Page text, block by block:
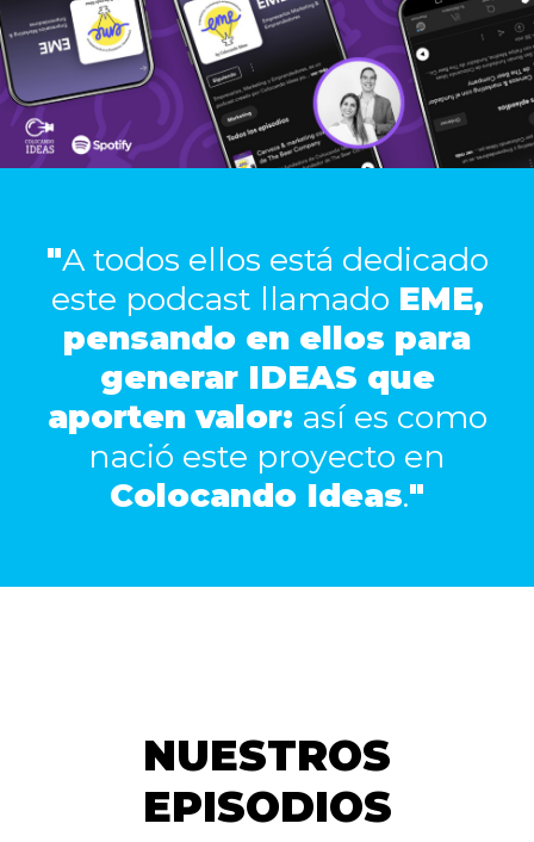
"A todos ellos está dedicado
este podcast llamado EME,
pensando en ellos para
generar IDEAS que
aporten valor: así es como
nació este proyecto en
Colocando Ideas."
NUESTROS
EPISODIOS